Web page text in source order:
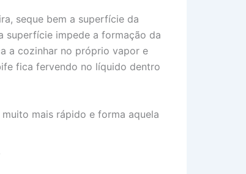
seque bem a superfície da
superfície impede a formação da
a cozinhar no próprio vapor e
fica fervendo no líquido dentro
mais rápido e forma aquela